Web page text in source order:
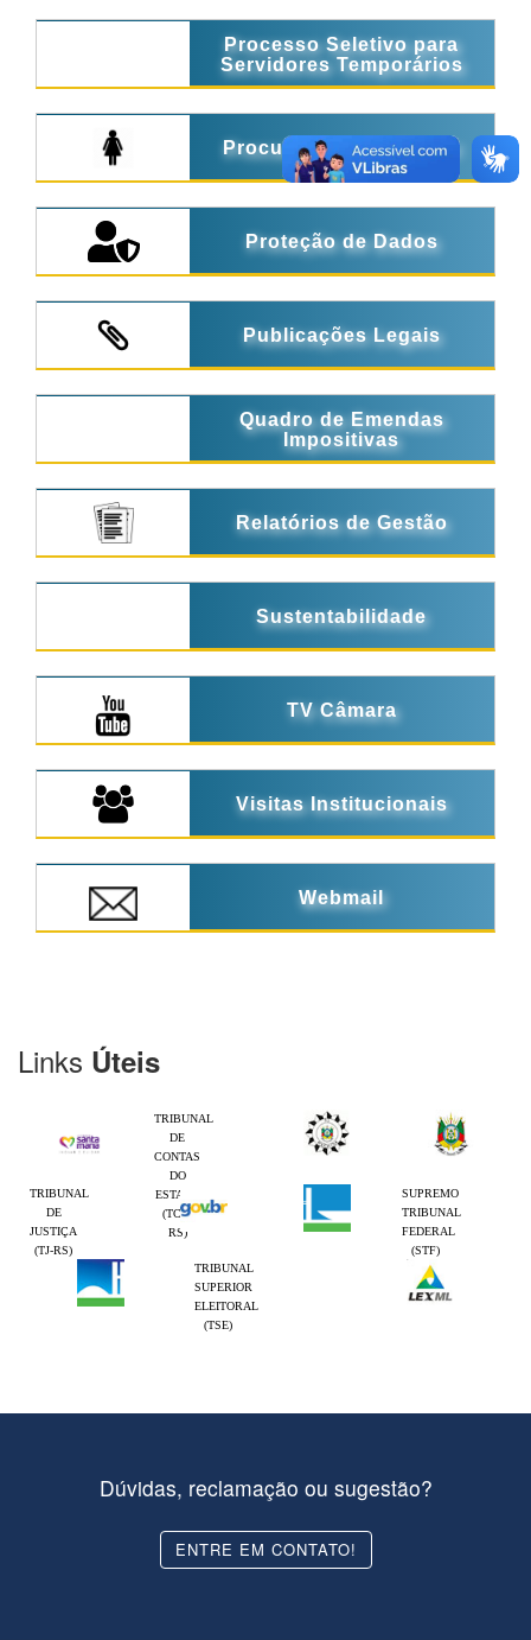
Processo Seletivo para
Servidores Temporários
Procuradoria da Mulher
Proteção de Dados
Publicações Legais
Quadro de Emendas
Impositivas
Relatórios de Gestão
Sustentabilidade
TV Câmara
Visitas Institucionais
Webmail
Links Úteis
TRIBUNAL
DE
CONTAS
DO
ESTADO
(TCE-
RS)
TRIBUNAL
DE
JUSTIÇA
(TJ-RS)
SUPREMO
TRIBUNAL
FEDERAL
(STF)
TRIBUNAL
SUPERIOR
ELEITORAL
(TSE)
Dúvidas, reclamação ou sugestão?
ENTRE EM CONTATO!